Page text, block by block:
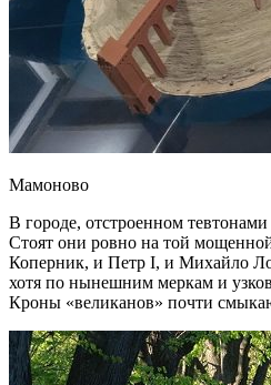
Мамоново
В городе, отстроенном
Стоят они ровно на той
Коперник, и Петр I, и Михайло
хотя по нынешним меркам и
Кроны «великанов» почти